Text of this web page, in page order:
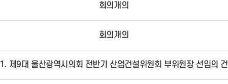
회의개의
회의개의
1. 제9대 울산광역시의회 전반기 산업건설위원회 부위원장 선임의 건